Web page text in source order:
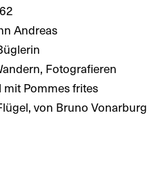
Andreas
Fotografieren
Pommes frites
von Bruno Vonarburg